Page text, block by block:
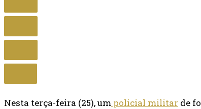
Nesta terça-feira (25), um policial militar de